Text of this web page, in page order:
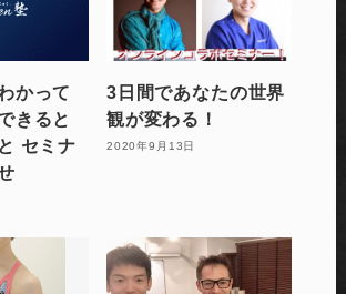
かって
きると
セミナ
3日間であなたの世界
観が変わる！
2020年9月13日